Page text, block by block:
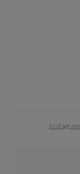
Instagram